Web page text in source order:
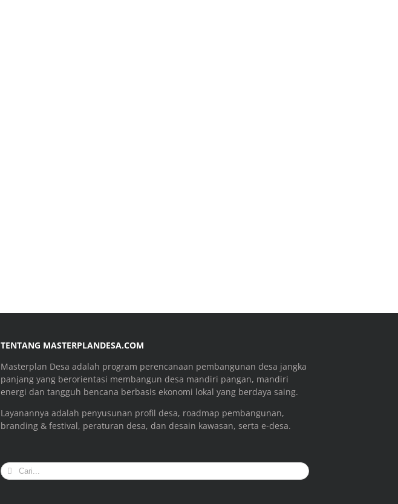
TENTANG MASTERPLANDESA.COM
Masterplan Desa adalah program perencanaan pembangunan desa jangka
panjang yang berorientasi membangun desa mandiri pangan, mandiri
energi dan tangguh bencana berbasis ekonomi lokal yang berdaya saing.
Layanannya adalah penyusunan profil desa, roadmap pembangunan,
branding & festival, peraturan desa, dan desain kawasan, serta e-desa.
Search
for: